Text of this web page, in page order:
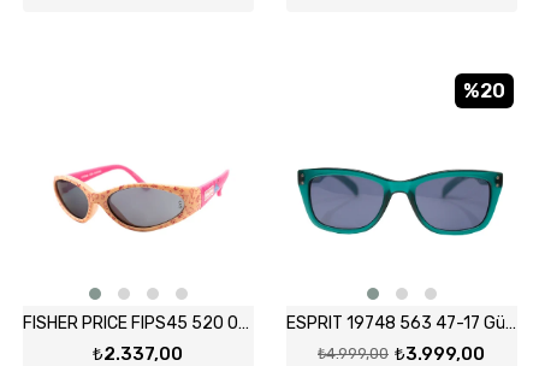
FISHER PRICE FIPS45 520 0-0 Güneş Gözlüğü
₺2.337,00
ESPRIT 19748 563 47-17 Güneş Gözlüğü
₺3.999,00
₺4.999,00
%20